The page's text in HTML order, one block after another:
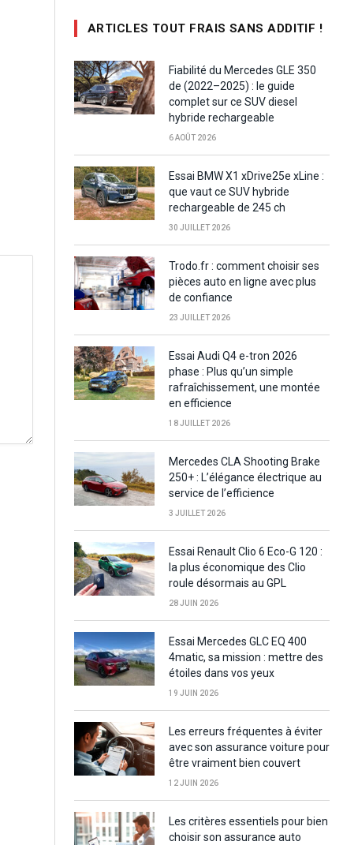
ARTICLES TOUT FRAIS SANS ADDITIF !
Fiabilité du Mercedes GLE 350
de (2022–2025) : le guide
complet sur ce SUV diesel
hybride rechargeable
6 AOÛT 2026
Essai BMW X1 xDrive25e xLine :
que vaut ce SUV hybride
rechargeable de 245 ch
30 JUILLET 2026
Trodo.fr : comment choisir ses
pièces auto en ligne avec plus
de confiance
23 JUILLET 2026
Essai Audi Q4 e-tron 2026
phase : Plus qu’un simple
rafraîchissement, une montée
en efficience
18 JUILLET 2026
Mercedes CLA Shooting Brake
250+ : L’élégance électrique au
service de l’efficience
3 JUILLET 2026
Essai Renault Clio 6 Eco-G 120 :
la plus économique des Clio
roule désormais au GPL
28 JUIN 2026
Essai Mercedes GLC EQ 400
4matic, sa mission : mettre des
étoiles dans vos yeux
19 JUIN 2026
Les erreurs fréquentes à éviter
avec son assurance voiture pour
être vraiment bien couvert
12 JUIN 2026
Les critères essentiels pour bien
choisir son assurance auto